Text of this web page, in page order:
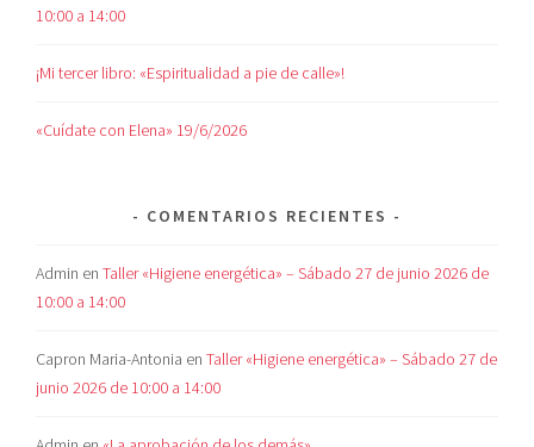
10:00 a 14:00
¡Mi tercer libro: «Espiritualidad a pie de calle»!
«Cuídate con Elena» 19/6/2026
COMENTARIOS RECIENTES
Admin enTaller «Higiene energética» – Sábado 27 de junio 2026 de
10:00 a 14:00
Capron Maria-Antonia enTaller «Higiene energética» – Sábado 27 de
junio 2026 de 10:00 a 14:00